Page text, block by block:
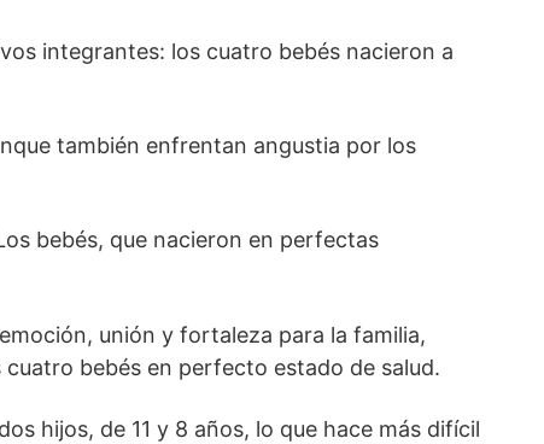
integrantes: los cuatro bebés nacieron a
también enfrentan angustia por los
bebés, que nacieron en perfectas
unión y fortaleza para la familia,
bebés en perfecto estado de salud.
hijos, de 11 y 8 años, lo que hace más difícil